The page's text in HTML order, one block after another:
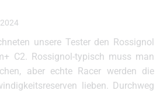
unsere Tester den Rossignol
C2. Rossignol-typisch muss man
aber echte Racer werden die
lieben. Durchweg